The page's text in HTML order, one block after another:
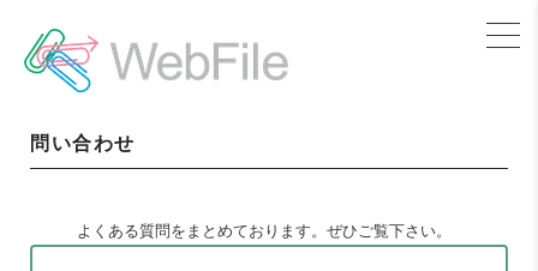
問い合わせ
よくある質問をまとめております。ぜひご覧下さい。